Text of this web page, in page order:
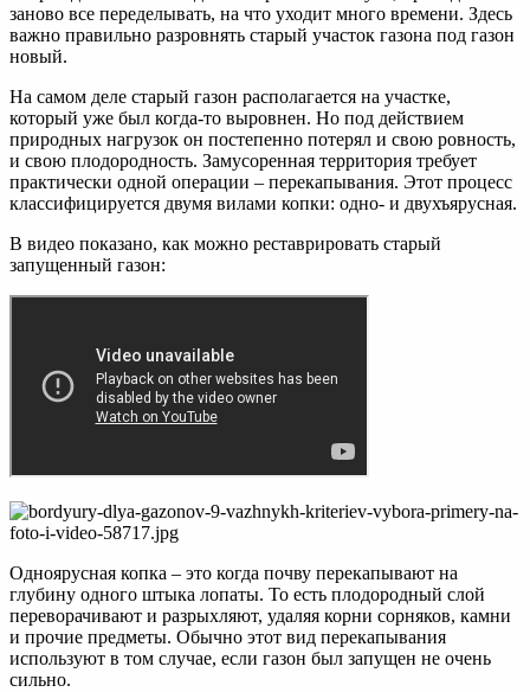
заново все переделывать, на что уходит много времени. Здесь
важно правильно разровнять старый участок газона под газон
новый.
На самом деле старый газон располагается на участке,
который уже был когда-то выровнен. Но под действием
природных нагрузок он постепенно потерял и свою ровность,
и свою плодородность. Замусоренная территория требует
практически одной операции – перекапывания. Этот процесс
классифицируется двумя вилами копки: одно- и двухъярусная.
В видео показано, как можно реставрировать старый
запущенный газон:
Одноярусная копка – это когда почву перекапывают на
глубину одного штыка лопаты. То есть плодородный слой
переворачивают и разрыхляют, удаляя корни сорняков, камни
и прочие предметы. Обычно этот вид перекапывания
используют в том случае, если газон был запущен не очень
сильно.